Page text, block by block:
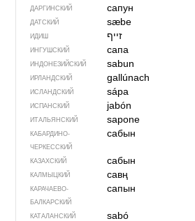
ДАРГИНСКИЙ сапун
ДАТСКИЙ sæbe
ИДИШ זייף
ИНГУШСКИЙ сапа
ИНДОНЕЗИЙСКИЙ sabun
ИРЛАНДСКИЙ gallúnach
ИСЛАНДСКИЙ sápa
ИСПАНСКИЙ jabón
ИТАЛЬЯНСКИЙ sapone
КАБАРДИНО-
ЧЕРКЕССКИЙ
сабын
КАЗАХСКИЙ сабын
КАЛМЫЦКИЙ савң
КАРАЧАЕВО-
БАЛКАРСКИЙ
сапын
КАТАЛАНСКИЙ sabó